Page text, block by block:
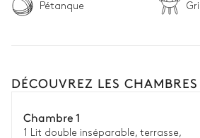
Pétanque Grill
DÉCOUVREZ LES CHAMBRES
Chambre 1
1 Lit double inséparable, terrasse,